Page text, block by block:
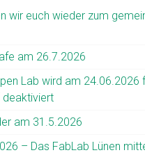
wir euch wieder zum
am 26.7.2026
Lab wird am 24.06.2026
deaktiviert
am 31.5.2026
– Das FabLab Lünen